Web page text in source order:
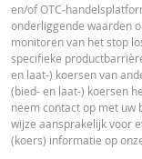
Referentiekoers
Stop loss-niveau
ESSENTIËLE
Essentiële
OVERIGE
en/of OTC-
onderliggende waarden
monitoren van het stop
specifieke
en laat-) koersen van
(bied- en laat-) koersen
neem contact op met uw
wijze aansprakelijk voor
(koers) informatie op